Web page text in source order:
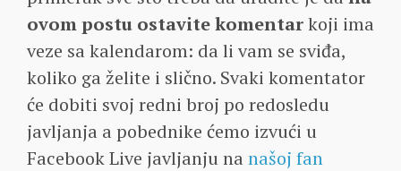
ovom postu ostavite komentarkoji ima
veze sa kalendarom: da li vam se sviđa,
koliko ga želite i slično. Svaki komentator
će dobiti svoj redni broj po redosledu
javljanja a pobednike ćemo izvući u
Facebook Live javljanju na našoj fan